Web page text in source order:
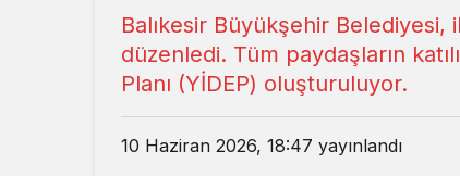
Balıkesir Büyükşehir Belediyesi,
düzenledi. Tüm paydaşların
Planı (YİDEP) oluşturuluyor.
10 Haziran 2026, 18:47 yayınlandı